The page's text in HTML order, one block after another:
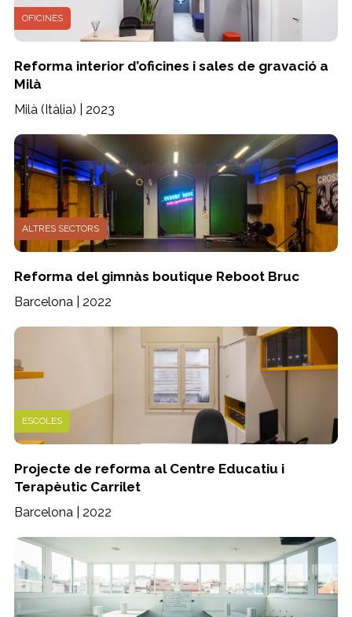
OFICINES
Reforma interior d’oficines i sales de gravació a
Milà
Milà (Itàlia) | 2023
ALTRES SECTORS
Reforma del gimnàs boutique Reboot Bruc
Barcelona | 2022
ESCOLES
Projecte de reforma al Centre Educatiu i
Terapèutic Carrilet
Barcelona | 2022